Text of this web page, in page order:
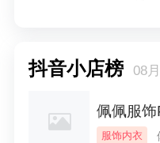
抖音小店榜 08
佩佩服饰
服饰内衣